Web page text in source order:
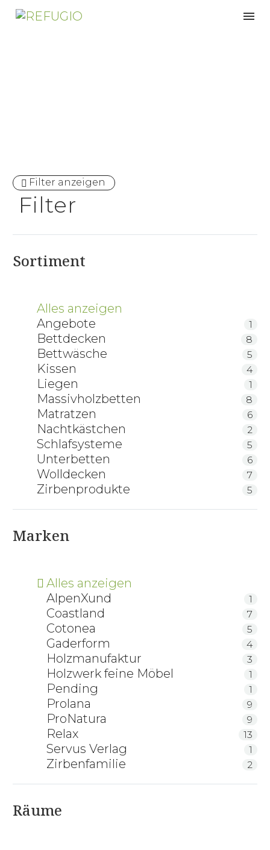
Filter anzeigen
Filter
Sortiment
Alles anzeigen
Angebote
1
Bettdecken 8
Bettwäsche 5
Kissen 4
Liegen 1
Massivholzbetten 8
Matratzen 6
Nachtkästchen 2
Schlafsysteme 5
Unterbetten 6
Wolldecken 7
Zirbenprodukte 5
Marken
Alles anzeigen
AlpenXund
1
Coastland 7
Cotonea 5
Gaderform 4
Holzmanufaktur 3
Holzwerk feine Möbel 1
Pending 1
Prolana 9
ProNatura 9
Relax 13
Servus Verlag 1
Zirbenfamilie 2
Räume